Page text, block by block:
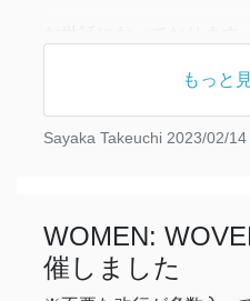
昨年8月よりともにオー
ーとして活動してきた長
らせがございます。なお
もっと
Sayaka Takeuchi 2023/02/
WOMEN:
催しました